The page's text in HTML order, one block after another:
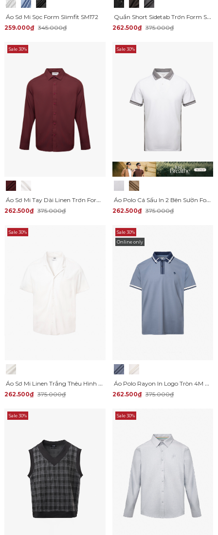
Áo Sơ Mi Sọc Form Slimfit SM172
259.000₫ 345.000₫
Quần Short Sidetab Trơn Form Straight QS083
262.500₫ 375.000₫
Sale 30%
Áo Sơ Mi Tay Dài Linen Trơn Form Regular SM199
262.500₫ 375.000₫
Sale 30%
Áo Polo Cá Sấu In 2 Bên Sườn Form Regular PO175
262.500₫ 375.000₫
Sale 30%
Áo Sơ Mi Linen Trắng Thêu Hình Mỏ Neo 4M Form Regular SM184 Màu Trắng
262.500₫ 375.000₫
Sale 30%
Online only
Áo Polo Rayon In Logo Tròn 4M Form Regular PO160
262.500₫ 375.000₫
Sale 30% Sale 30%